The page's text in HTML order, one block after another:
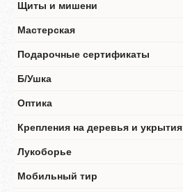
Щиты и мишени
Мастерская
Подарочные сертификаты
Б/Ушка
Оптика
Крепления на деревья и укрытия
Лукоборье
Мобильный тир